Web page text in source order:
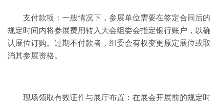
支付款项：一般情况下，参展单位需要在签定合同后的
规定时间内将参展费用转入大会组委会指定银行账户，以确
认展位订购。过期不付款者，组委会有权变更原定展位或取
消其参展资格。
现场领取有效证件与展厅布置：在展会开展前的规定时